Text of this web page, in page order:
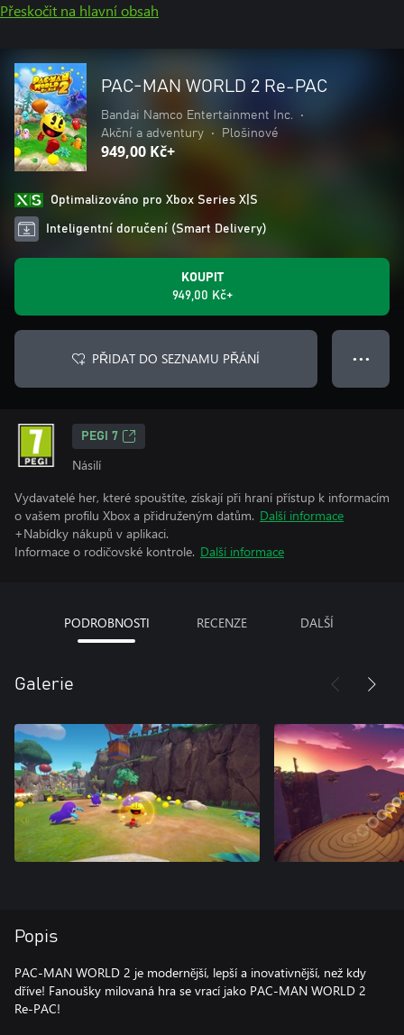
Přeskočit na hlavní obsah
PAC-MAN WORLD 2 Re-PAC
Bandai Namco Entertainment Inc.
•
Akční a adventury
• Plošinové
949,00 Kč+
Optimalizováno pro Xbox Series X|S
Inteligentní doručení (Smart Delivery)
KOUPIT
949,00 Kč+
PŘIDAT DO SEZNAMU PŘÁNÍ ● ● ●
PEGI 7
Násilí
Vydavatelé her, které spouštíte, získají při hraní přístup k informacím
o vašem profilu Xbox a přidruženým datům. Další informace
+Nabídky nákupů v aplikaci.
Informace o rodičovské kontrole. Další informace
PODROBNOSTI RECENZE DALŠÍ
Galerie
Popis
PAC-MAN WORLD 2 je modernější, lepší a inovativnější, než kdy
dříve! Fanoušky milovaná hra se vrací jako PAC-MAN WORLD 2
Re-PAC!